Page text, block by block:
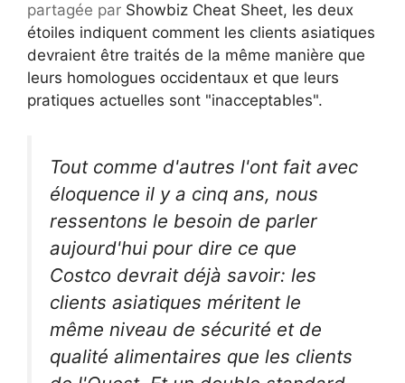
partagée par Showbiz Cheat Sheet, les deux
étoiles indiquent comment les clients asiatiques
devraient être traités de la même manière que
leurs homologues occidentaux et que leurs
pratiques actuelles sont "inacceptables".
Tout comme d'autres l'ont fait avec
éloquence il y a cinq ans, nous
ressentons le besoin de parler
aujourd'hui pour dire ce que
Costco devrait déjà savoir: les
clients asiatiques méritent le
même niveau de sécurité et de
qualité alimentaires que les clients